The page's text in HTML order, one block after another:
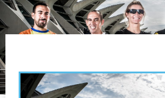
Valencia en deporte
Reservas
como alcanzar